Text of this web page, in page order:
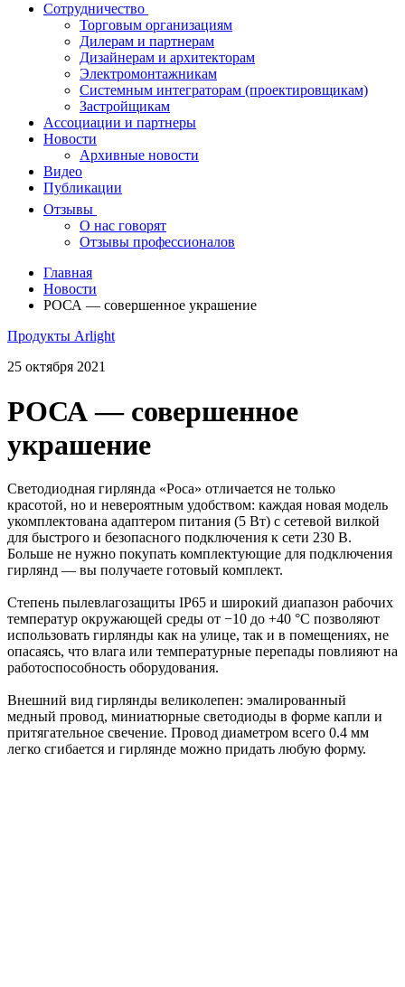
Сотрудничество
Торговым организациям
Дилерам и партнерам
Дизайнерам и архитекторам
Электромонтажникам
Системным интеграторам (проектировщикам)
Застройщикам
Ассоциации и партнеры
Новости
Архивные новости
Видео
Публикации
Отзывы
О нас говорят
Отзывы профессионалов
Главная
Новости
РОСА — совершенное украшение
Продукты Arlight
25 октября 2021
РОСА — совершенное
украшение
Светодиодная гирлянда «Роса» отличается не только
красотой, но и невероятным удобством: каждая новая модель
укомплектована адаптером питания (5 Вт) с сетевой вилкой
для быстрого и безопасного подключения к сети 230 В.
Больше не нужно покупать комплектующие для подключения
гирлянд — вы получаете готовый комплект.
Степень пылевлагозащиты IP65 и широкий диапазон рабочих
температур окружающей среды от −10 до +40 °С позволяют
использовать гирлянды как на улице, так и в помещениях, не
опасаясь, что влага или температурные перепады повлияют на
работоспособность оборудования.
Внешний вид гирлянды великолепен: эмалированный
медный провод, миниатюрные светодиоды в форме капли и
притягательное свечение. Провод диаметром всего 0.4 мм
легко сгибается и гирлянде можно придать любую форму.